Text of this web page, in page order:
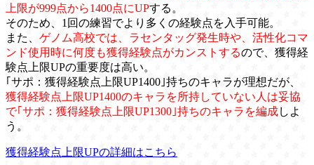
上限が999点から1400点にUPする。
そのため、1回の練習でより多くの経験点を入手可能。
また、 ゲノム高校では、ラセンタッグ発生時や、活性化コマ
ンド使用時に何度も獲得経験点がカンストするので、獲得経
験点上限UPの重要度は高い。
｢サポ：獲得経験点上限UP1400｣持ちのキャラが理想だが、
獲得経験点上限UP1400のキャラを所持していない人は妥協
で｢サポ：獲得経験点上限UP1300｣持ちのキャラを編成しよ
う。
獲得経験点上限UPの詳細はこちら